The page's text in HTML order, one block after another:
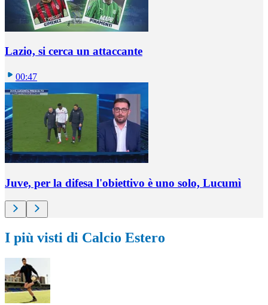
Lazio, si cerca un attaccante
00:47
Juve, per la difesa l'obiettivo è uno solo, Lucumì
I più visti di Calcio Estero